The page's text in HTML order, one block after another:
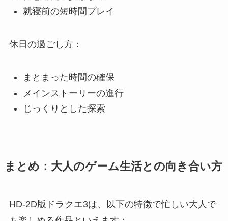
就寝前の短時間プレイ
休日の過ごし方：
まとまった時間の確保
メインストーリーの進行
じっくりとした探索
まとめ：大人のゲーム生活との向き合い方
HD-2D版ドラクエ3は、以下の特徴で忙しい大人で